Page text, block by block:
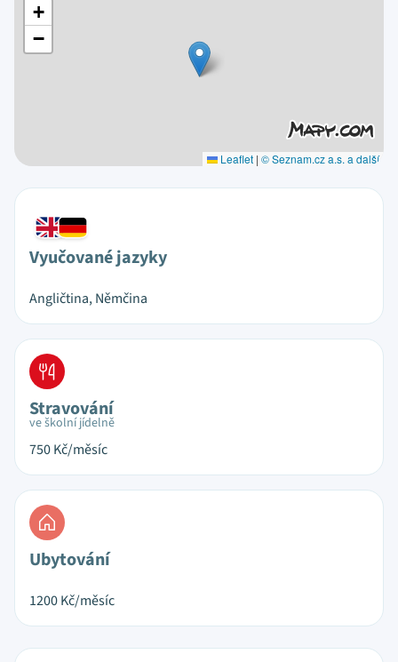
+
−
Leaflet | © Seznam.cz a.s. a další
Vyučované jazyky
Angličtina, Němčina
Stravování
ve školní jídelně
750Kč/měsíc
Ubytování
1200Kč/měsíc